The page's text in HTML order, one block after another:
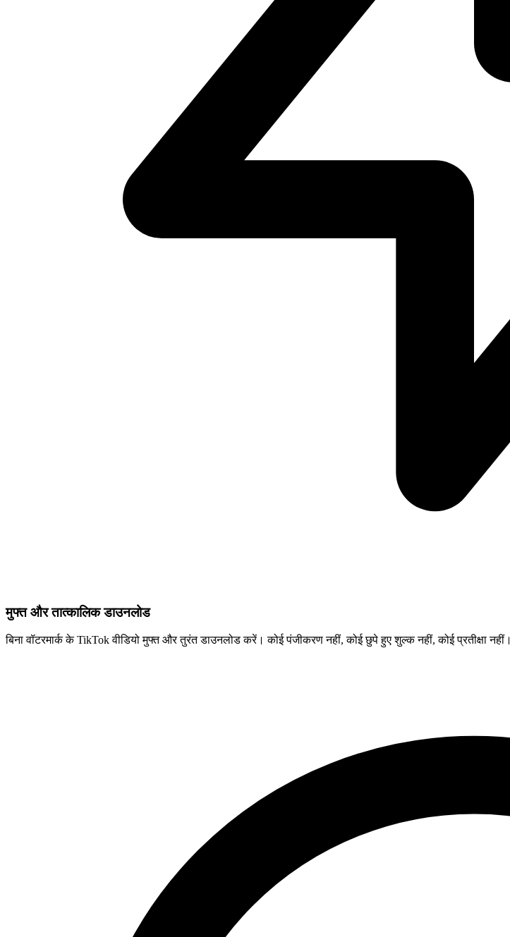
मुफ्त और तात्कालिक डाउनलोड
बिना वॉटरमार्क के TikTok वीडियो मुफ्त और तुरंत डाउनलोड करें। कोई पंजीकरण नहीं, कोई छुपे हुए शुल्क नहीं, कोई प्रतीक्षा नहीं।